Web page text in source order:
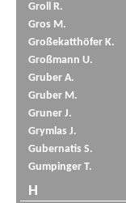
Groll R.
Gros M.
Großekatthöfer K.
Großmann U.
Gruber A.
Gruber M.
Gruner J.
Grymlas J.
Gubernatis S.
Gumpinger T.
H